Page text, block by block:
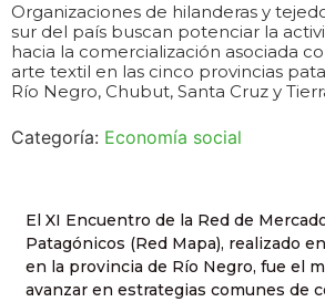
Organizaciones de hilanderas y
sur del país buscan potenciar la
hacia la comercialización asociada
arte textil en las cinco provincias
Río Negro, Chubut, Santa Cruz y
Categoría: Economía social
El XI Encuentro de la Red de
Patagónicos (Red Mapa), realizado
en la provincia de Río Negro, fue el
avanzar en estrategias comunes de